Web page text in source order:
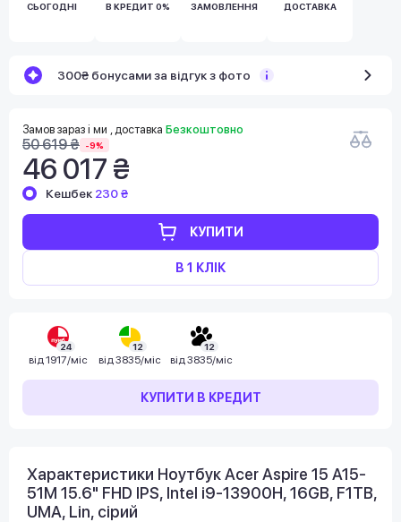
СЬОГОДНІ
В КРЕДИТ 0%
ЗАМОВЛЕННЯ
ДОСТАВКА
300₴ бонусами за відгук з фото
Замов зараз і ми , доставка Безкоштовно
50 619 ₴ -9%
46 017 ₴
КУПИТИ
В 1 КЛІК
Кешбек 230 ₴
24
від 1917/міс
12
від 3835/міс
12
від 3835/міс
КУПИТИ В КРЕДИТ
Характеристики Ноутбук Acer Aspire 15 A15-
51M 15.6" FHD IPS, Intel i9-13900H, 16GB, F1TB,
UMA, Lin, сірий